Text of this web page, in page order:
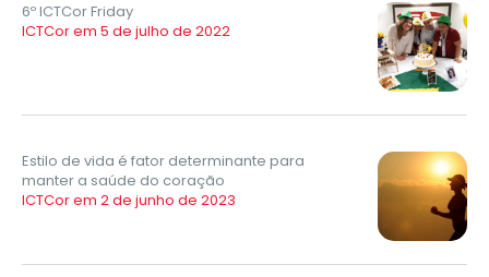
6º ICTCor Friday
ICTCor em 5 de julho de 2022
Estilo de vida é fator determinante para
manter a saúde do coração
ICTCor em 2 de junho de 2023